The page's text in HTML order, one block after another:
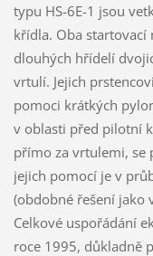
typu HS-6E-1 jsou
křídla. Oba
dlouhých hřídelí
vrtulí. Jejich
pomoci krátkých
v oblasti před pilotní
přímo za vrtulemi, se
jejich pomocí je v
(obdobné řešení jako
Celkové uspořádání
roce 1995, důkladně